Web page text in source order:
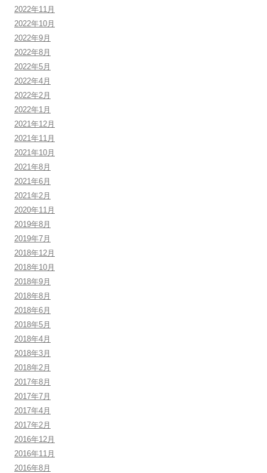
2022年11月
2022年10月
2022年9月
2022年8月
2022年5月
2022年4月
2022年2月
2022年1月
2021年12月
2021年11月
2021年10月
2021年8月
2021年6月
2021年2月
2020年11月
2019年8月
2019年7月
2018年12月
2018年10月
2018年9月
2018年8月
2018年6月
2018年5月
2018年4月
2018年3月
2018年2月
2017年8月
2017年7月
2017年4月
2017年2月
2016年12月
2016年11月
2016年8月